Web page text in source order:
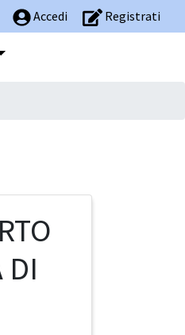
Accedi Registrati
DI